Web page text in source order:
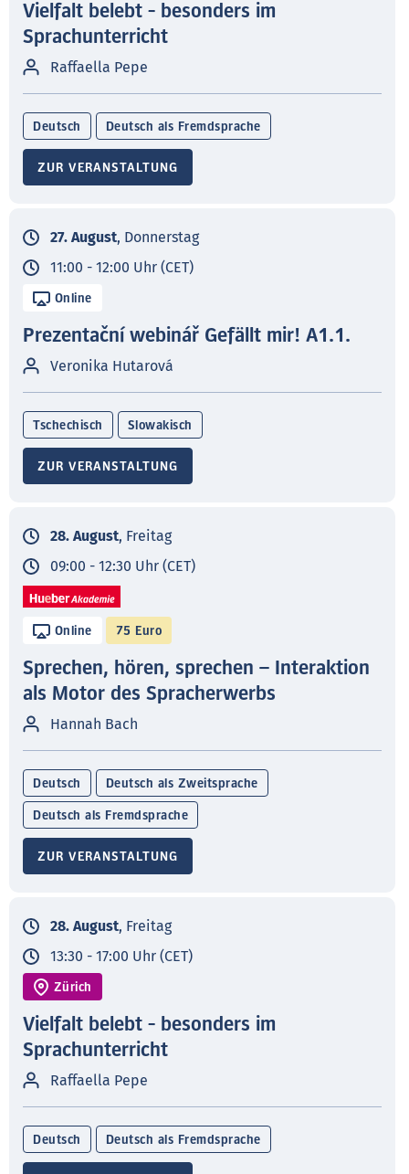
Vielfalt belebt - besonders im
Sprachunterricht
Raffaella Pepe
Deutsch Deutsch als Fremdsprache
ZUR VERANSTALTUNG
27. August, Donnerstag
11:00 - 12:00 Uhr (CET)
Online
Prezentační webinář Gefällt mir! A1.1.
Veronika Hutarová
Tschechisch Slowakisch
ZUR VERANSTALTUNG
28. August, Freitag
09:00 - 12:30 Uhr (CET)
Online 75 Euro
Sprechen, hören, sprechen – Interaktion
als Motor des Spracherwerbs
Hannah Bach
Deutsch Deutsch als Zweitsprache
Deutsch als Fremdsprache
ZUR VERANSTALTUNG
28. August, Freitag
13:30 - 17:00 Uhr (CET)
Zürich
Vielfalt belebt - besonders im
Sprachunterricht
Raffaella Pepe
Deutsch Deutsch als Fremdsprache